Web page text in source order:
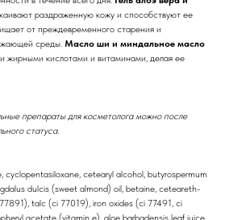
раздраженную кожу и способствуют ее
от преждевременного старения и
среды. Масло ши и миндальное масло
кислотами и витаминами, делая ее
препараты для косметолога можно после
статуса.
cyclopentasiloxane, cetearyl alcohol, butyrospermum
dulcis (sweet almond) oil, betaine, ceteareth-
talc (ci 77019), iron oxides (ci 77491, ci
acetate (vitamin e), aloe barbadensis leaf juice,